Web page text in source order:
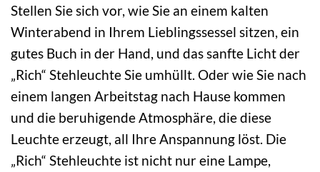
Stellen Sie sich vor, wie Sie an einem kalten
Winterabend in Ihrem Lieblingssessel sitzen, ein
gutes Buch in der Hand, und das sanfte Licht der
„Rich“ Stehleuchte Sie umhüllt. Oder wie Sie nach
einem langen Arbeitstag nach Hause kommen
und die beruhigende Atmosphäre, die diese
Leuchte erzeugt, all Ihre Anspannung löst. Die
„Rich“ Stehleuchte ist nicht nur eine Lampe,